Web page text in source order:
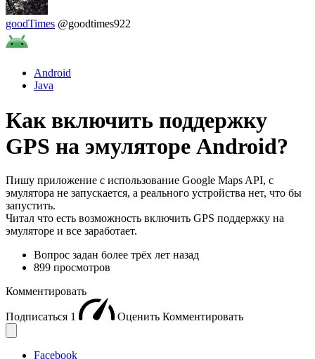
goodTimes @goodtimes922
Android
Java
Как включить поддержку
GPS на эмуляторе Android?
Пишу приложение с использование Google Maps API, с
эмулятора не запускается, а реального устройства нет, что бы
запустить.
Читал что есть возможность включить GPS поддержку на
эмуляторе и все заработает.
Вопрос задан более трёх лет назад
899 просмотров
Комментировать
Подписаться 1 Оценить Комментировать
Facebook